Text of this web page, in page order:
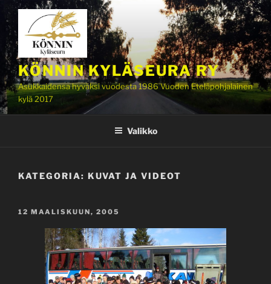
Siirry
sisältöön
KÖNNIN KYLÄSEURA RY
Asukkaidensa hyväksi vuodesta 1986 Vuoden Eteläpohjalainen
kylä 2017
Valikko
KATEGORIA: KUVAT JA VIDEOT
JULKAISTU
12 MAALISKUUN, 2005